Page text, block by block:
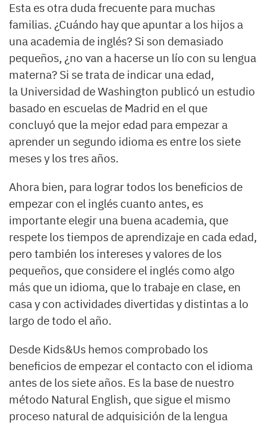
Esta es otra duda frecuente para muchas
familias. ¿Cuándo hay que apuntar a los hijos a
una academia de inglés? Si son demasiado
pequeños, ¿no van a hacerse un lío con su lengua
materna? Si se trata de indicar una edad,
la Universidad de Washington publicó un estudio
basado en escuelas de Madrid en el que
concluyó que la mejor edad para empezar a
aprender un segundo idioma es entre los siete
meses y los tres años.
Ahora bien, para lograr todos los beneficios de
empezar con el inglés cuanto antes, es
importante elegir una buena academia, que
respete los tiempos de aprendizaje en cada edad,
pero también los intereses y valores de los
pequeños, que considere el inglés como algo
más que un idioma, que lo trabaje en clase, en
casa y con actividades divertidas y distintas a lo
largo de todo el año.
Desde Kids&Us hemos comprobado los
beneficios de empezar el contacto con el idioma
antes de los siete años. Es la base de nuestro
método Natural English, que sigue el mismo
proceso natural de adquisición de la lengua